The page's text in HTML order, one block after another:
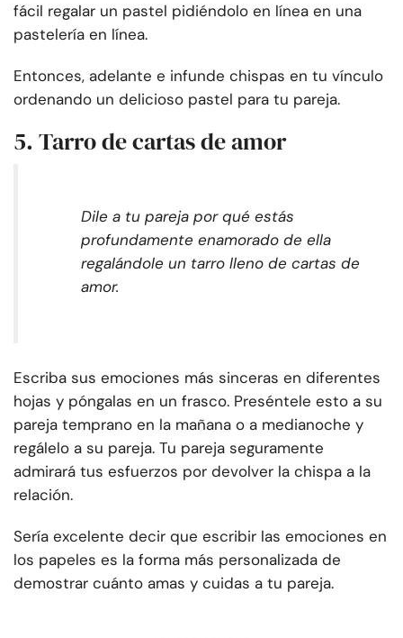
fácil regalar un pastel pidiéndolo en línea en una
pastelería en línea.
Entonces, adelante e infunde chispas en tu vínculo
ordenando un delicioso pastel para tu pareja.
5. Tarro de cartas de amor
Dile a tu pareja por qué estás
profundamente enamorado de ella
regalándole un tarro lleno de cartas de
amor.
Escriba sus emociones más sinceras en diferentes
hojas y póngalas en un frasco. Preséntele esto a su
pareja temprano en la mañana o a medianoche y
regálelo a su pareja. Tu pareja seguramente
admirará tus esfuerzos por devolver la chispa a la
relación.
Sería excelente decir que escribir las emociones en
los papeles es la forma más personalizada de
demostrar cuánto amas y cuidas a tu pareja.